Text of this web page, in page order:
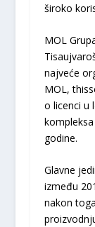
široko
MOL
najveće
MOL,
o licenci u
godine.
Glavne
između
nakon